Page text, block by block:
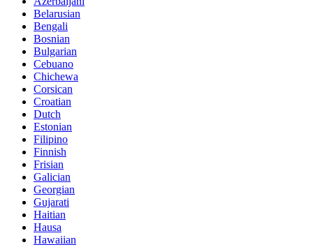
Belarusian
Bengali
Bosnian
Bulgarian
Cebuano
Chichewa
Corsican
Croatian
Dutch
Estonian
Filipino
Finnish
Frisian
Galician
Georgian
Gujarati
Haitian
Hausa
Hawaiian